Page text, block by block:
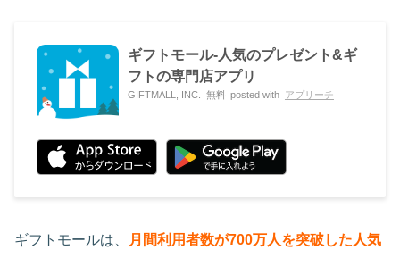
ギフトモール-人気のプレゼント&ギ
フトの専門店アプリ
GIFTMALL, INC. 無料 posted with アプリーチ
ギフトモールは、
月間利用者数が700万人を突破した人気